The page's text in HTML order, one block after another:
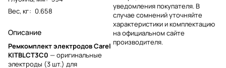
Вес, кг: 0.658
Описание
Ремкомплект электродов Carel
KITBLCT3C0 — оригинальные
электроды (3 шт.) для
уведомления покупателя. В
случае сомнений уточняйте
характеристики и комплектацию
на официальном сайте
производителя.